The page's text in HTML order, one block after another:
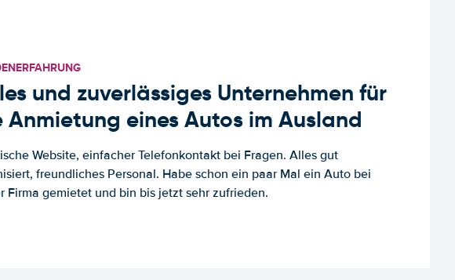
und zuverlässiges Unternehmen für
Anmietung eines Autos im Ausland
Website, einfacher Telefonkontakt bei Fragen. Alles gut
freundliches Personal. Habe schon ein paar Mal ein Auto bei
Firma gemietet und bin bis jetzt sehr zufrieden.